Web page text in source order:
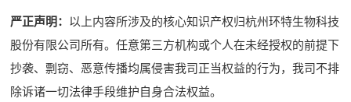
严正声明： 以上内容所涉及的核心知识产权归杭州环特生物科技
股份有限公司所有。任意第三方机构或个人在未经授权的前提下
抄袭、剽窃、恶意传播均属侵害我司正当权益的行为，我司不排
除诉诸一切法律手段维护自身合法权益。